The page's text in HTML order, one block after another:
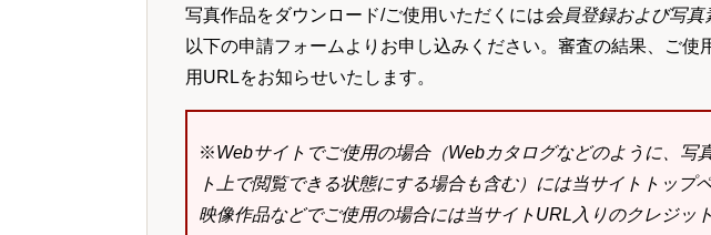
写真作品をダウンロード/ご使用いただくには会員登録および写
以下の申請フォームよりお申し込みください。審査の結果、ご使
用URLをお知らせいたします。
※Webサイトでご使用の場合（Webカタログなどのように、写
ト上で閲覧できる状態にする場合も含む）には当サイトトップ
映像作品などでご使用の場合には当サイトURL入りのクレジッ